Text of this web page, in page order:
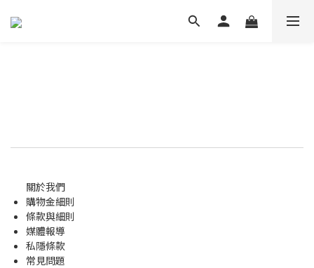
關於我們
購物金細則
條款與細則
媒體報導
私隱條款
常見問題